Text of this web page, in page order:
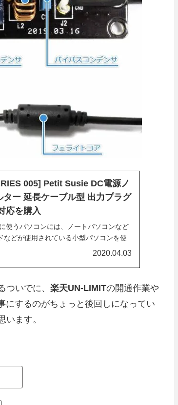
005] Petit Susie DC電源ノ
ー 延長ケーブル型 出力プラグ
応を購入
使うパソコンには、ノートパソコンなど
どが使用されている小型パソコンを使
ぱなしでスリープモードに入るようにし
2020.04.03
いでに、 楽天UN-LIMITの開通作業や
にするのがちょっと後回しになってい
ます。